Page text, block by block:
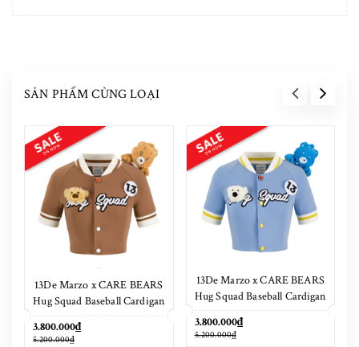
SẢN PHẨM CÙNG LOẠI
13De Marzo x CARE BEARS
Hug Squad Baseball Cardigan
3.800.000₫
5.200.000₫
13De Marzo x CARE BEARS
Hug Squad Baseball Cardigan
3.800.000₫
5.200.000₫